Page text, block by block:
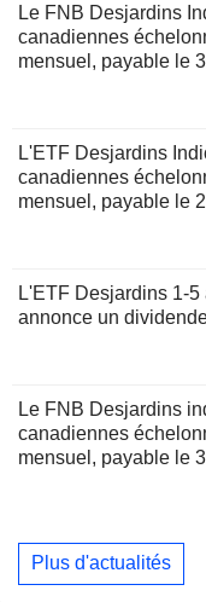
Le FNB Desjardins
canadiennes
mensuel, payable le
L'ETF Desjardins
canadiennes
mensuel, payable le
L'ETF Desjardins 1-
annonce un
Le FNB Desjardins
canadiennes
mensuel, payable le
Plus d'actualités